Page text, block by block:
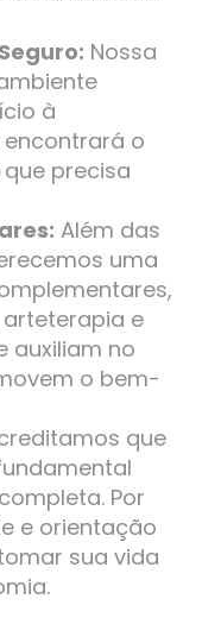
Nossa
à
encontrará o
precisa
Além das
uma
e
auxiliam no
o bem-
que
Por
e orientação
sua vida